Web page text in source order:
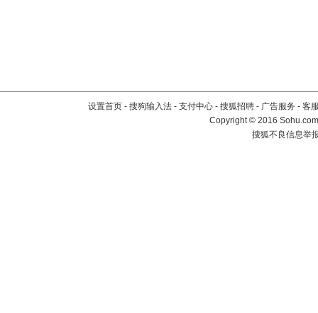
设置首页 - 搜狗输入法 - 支付中心 - 搜狐招聘 - 广告服务 - 客
Copyright©2016
搜狐不良信息举